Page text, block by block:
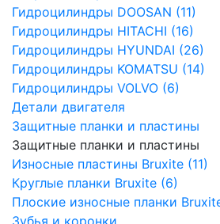
Гидроцилиндры DOOSAN (11)
Гидроцилиндры HITACHI (16)
Гидроцилиндры HYUNDAI (26)
Гидроцилиндры KOMATSU (14)
Гидроцилиндры VOLVO (6)
Детали двигателя
Защитные планки и пластины
Защитные планки и пластины
Износные пластины Bruxite (11)
Круглые планки Bruxite (6)
Плоские износные планки